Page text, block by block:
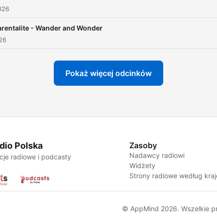
- Wander and Wonder
Pokaż więcej odcinków
Polska
radiowe i podcasty
Zasoby
Nadawcy radiowi
Widżety
Strony radiowe według
© AppMind 2026. Wszelkie